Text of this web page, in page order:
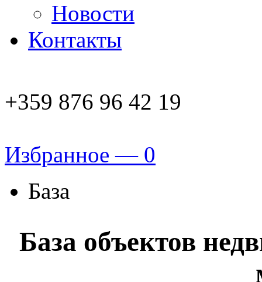
Новости
Контакты
+359 876 96 42 19
Избранное — 0
База
База объектов